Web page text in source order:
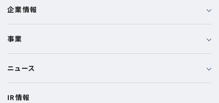
企業情報
事業
ニュース
IR情報